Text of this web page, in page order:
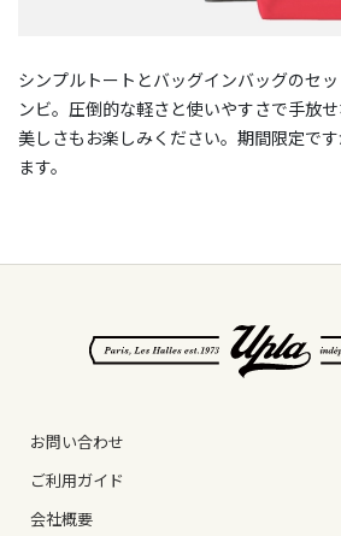
シンプルトートとバッグインバッグのセ
ンビ。圧倒的な軽さと使いやすさで手放
美しさもお楽しみください。期間限定で
ます。
お問い合わせ
ご利用ガイド
会社概要